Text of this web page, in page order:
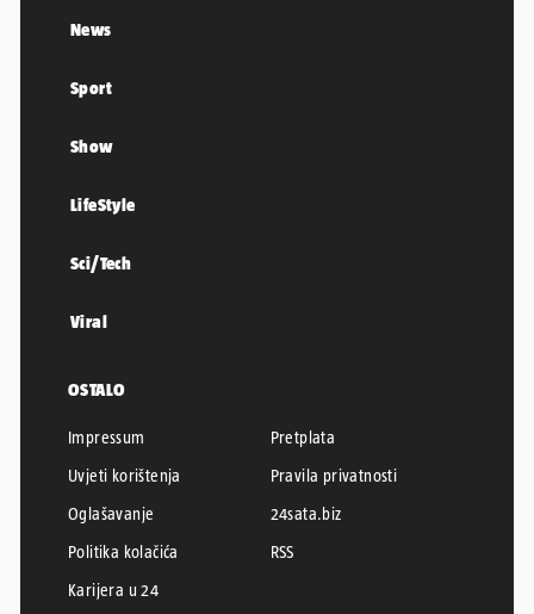
News
Sport
Show
LifeStyle
Sci/Tech
Viral
OSTALO
Impressum
Pretplata
Uvjeti korištenja
Pravila privatnosti
Oglašavanje
24sata.biz
Politika kolačića
RSS
Karijera u 24